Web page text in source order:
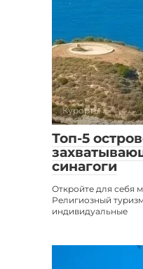
Курорты
Топ-5
синагоги
Откройте для себя
Религиозный
индивидуальные